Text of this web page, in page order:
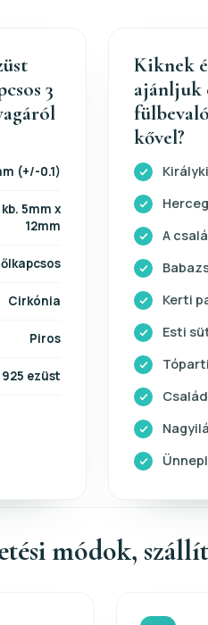
3
(+/-0.1)
5mm x
12mm
Cirkónia
Piros
925 ezüst
Kiknek
ajánljuk
kővel?
A
Kerti
Esti
módok,